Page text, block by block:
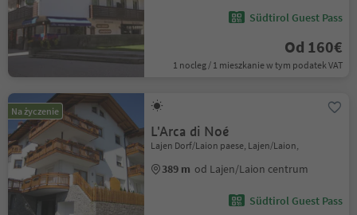
Südtirol Guest Pass
Od 160€
1 nocleg / 1 mieszkanie w tym podatek VAT
Na życzenie
L'Arca di Noé
Lajen Dorf/Laion paese, Lajen/Laion,
389 m od Lajen/Laion centrum
Südtirol Guest Pass